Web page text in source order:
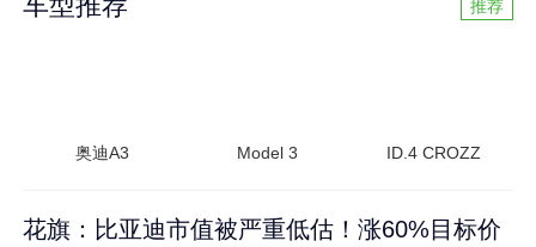
车型推荐 推荐
奥迪A3 Model 3 ID.4 CROZZ
花旗：比亚迪市值被严重低估！涨60%目标价